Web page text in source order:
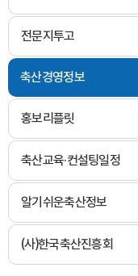
전문지투고
축산경영정보
홍보리플릿
축산교육·컨설팅일정
알기쉬운축산정보
(사)한국축산진흥회